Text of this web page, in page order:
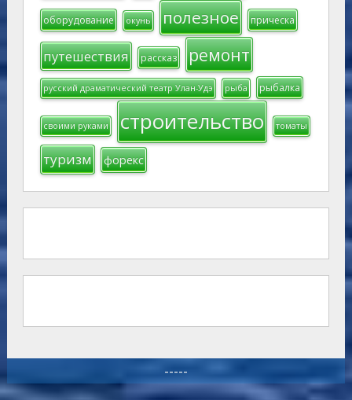
оборудование окунь полезное прическа
путешествия рассказ ремонт
русский драматический театр Улан-Удэ рыба рыбалка
своими руками строительство томаты
туризм форекс
-----